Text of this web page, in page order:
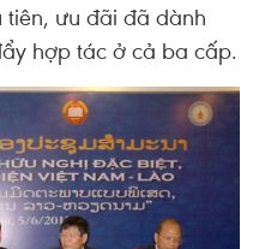
tiên, ưu đãi đã dành
hợp tác ở cả ba cấp.